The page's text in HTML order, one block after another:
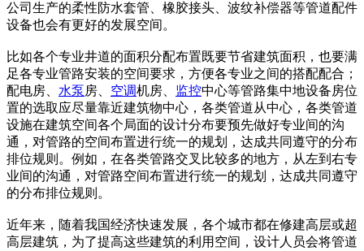
公司生产的柔性防水套管、橡胶接头、波纹补偿器等管道配件
设备也会有更好的发展空间。
比如各个专业井道的面积分配布置既要节省建筑面积，也要满
足各专业管路安装的空间要求，方便各专业之间的搭配配合；
配电房、 水泵房、 空调机房、 监控中心等管路集中地设备房位
置的选取应尽量靠近建筑物中心，各类管道从中心，各类管道
设施在建筑空间各个局面的设计分布要预先做好专业间的沟
通，对管路的空间布置进行统一的规划，达成共同遵守的分布
排位规则。例如，在各类管路交叉比较多的地方，从左到右专
业间的沟通，对管路空间布置进行统一的规划，达成共同遵守
的分布排位规则。
近年来，随着我国经济快速发展，各个城市都在修建高层或超
高层建筑，为了提高这些建筑的利用空间，设计人员会将管道